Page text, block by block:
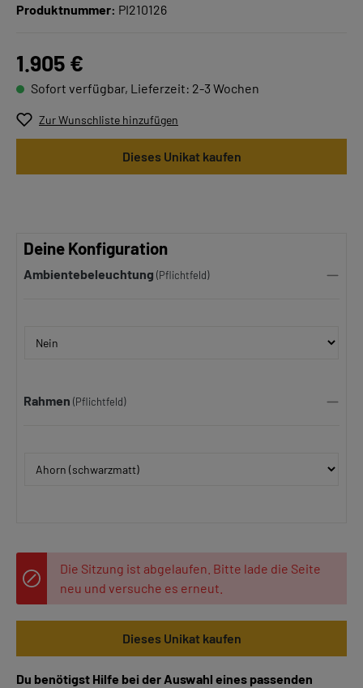
Produktnummer: PI210126
1.905 €
Sofort verfügbar, Lieferzeit: 2-3 Wochen
Zur Wunschliste hinzufügen
Dieses Unikat kaufen
Deine Konfiguration
Ambientebeleuchtung (Pflichtfeld)
Rahmen (Pflichtfeld)
Die Sitzung ist abgelaufen. Bitte lade die Seite
neu und versuche es erneut.
Dieses Unikat kaufen
Du benötigst Hilfe bei der Auswahl eines passenden